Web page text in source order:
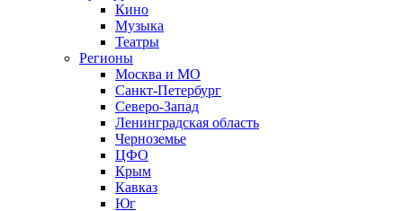
Кино
Музыка
Театры
Регионы
Москва и МО
Санкт-Петербург
Северо-Запад
Ленинградская область
Черноземье
ЦФО
Крым
Кавказ
Юг